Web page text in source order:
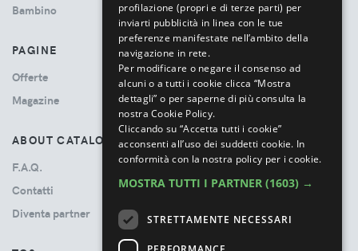
Bambino
PAGINE
Offerte
Magazine
ABOUT CATALOVE
F.A.Q.
Contatti
Diventa partner
profilazione (propri e di terze parti) per
inviarti pubblicità in linea con le tue
preferenze manifestate nell’ambito della
navigazione in rete.
Per modificare o negare il consenso ad
alcuni o a tutti i cookie clicca “Mostra
dettagli” o per saperne di più consulta la
nostra Cookie Policy.
Cliccando su “Accetta tutti i cookie”
acconsenti all’uso dei suddetti cookie. In
conformità con la nostra policy per i cookie.
MOSTRA TUTTI I PARTNER (1603) →
STRETTAMENTE NECESSARI